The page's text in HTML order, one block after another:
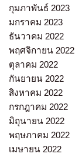
กุมภาพันธ์ 2023
มกราคม 2023
ธันวาคม 2022
พฤศจิกายน 2022
ตุลาคม 2022
กันยายน 2022
สิงหาคม 2022
กรกฎาคม 2022
มิถุนายน 2022
พฤษภาคม 2022
เมษายน 2022